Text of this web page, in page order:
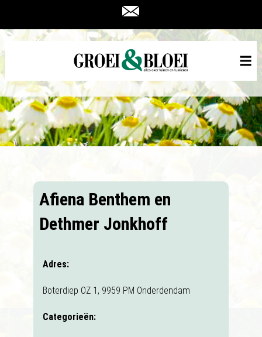
Afiena Benthem en
Dethmer Jonkhoff
Adres:
Boterdiep OZ 1, 9959 PM Onderdendam
Categorieën: